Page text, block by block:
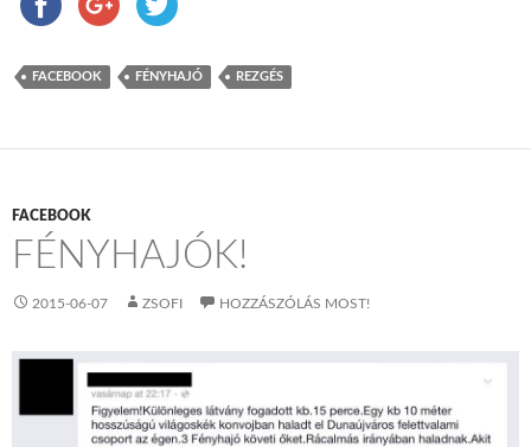
FACEBOOK FÉNYHAJÓ REZGÉS
FACEBOOK
FÉNYHAJÓK!
2015-06-07 ZSOFI HOZZÁSZÓLÁS MOST!